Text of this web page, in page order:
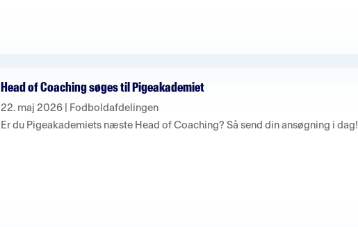
Head of Coaching søges til Pigeakademiet
22. maj 2026
Fodboldafdelingen
Er du Pigeakademiets næste Head of Coaching? Så send din ansøgning i dag!